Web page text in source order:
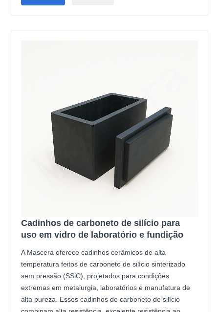
Cadinhos de carboneto de silício para
uso em vidro de laboratório e fundição
A Mascera oferece cadinhos cerâmicos de alta
temperatura feitos de carboneto de silício sinterizado
sem pressão (SSiC), projetados para condições
extremas em metalurgia, laboratórios e manufatura de
alta pureza. Esses cadinhos de carboneto de silício